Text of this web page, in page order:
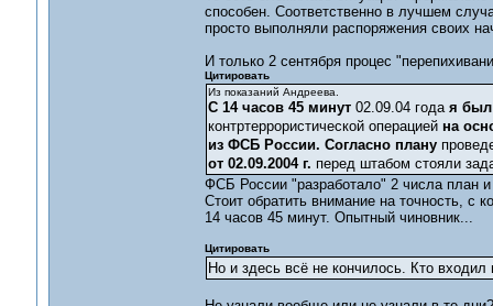
способен. Соответственно в лучшем
просто выполняли распоряжения своих
И только 2 сентября процес
Цитировать
Из показаний Андреева.
С 14 часов 45 минут02.09.04 года я был
контртеррористической операцией на
из ФСБ России. Согласно плану
от 02.09.2004 г. перед штабом стояли
ФСБ России "разработало" 2 числа план
Стоит обратить внимание на точность, с
14 часов 45 минут. Опытный чиновник...
Цитировать
Но и здесь всё не кончилось. Кто